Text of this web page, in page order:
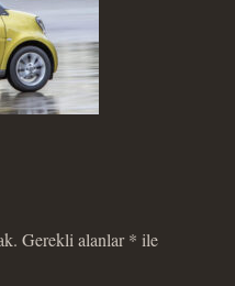
Gerekli alanlar* ile